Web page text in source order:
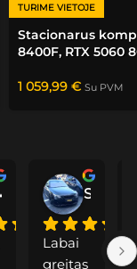
TURIME VIETOJE
Stacionarus
8400F, RTX 5060
1 059,99 € Su PVM
Labai
greitas